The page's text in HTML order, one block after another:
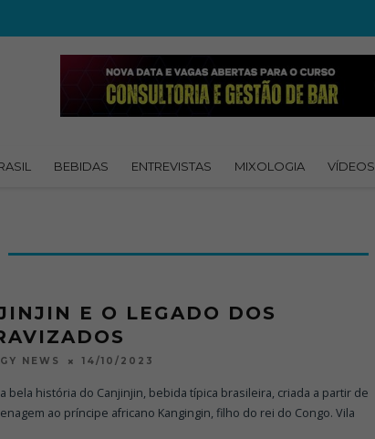
BEBIDAS ENTREVISTAS MIXOLOGIA VÍDEOS
E O LEGADO DOS
NEWS 14/10/2023
bela história do Canjinjin, bebida típica brasileira, criada a partir de
ao príncipe africano Kangingin, filho do rei do Congo. Vila